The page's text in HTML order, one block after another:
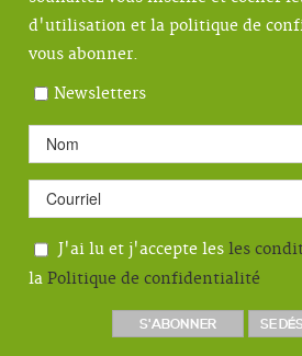
d'utilisation et la politique de
vous abonner.
Newsletters
J'ai lu et j'accepte les les
la Politique de confidentialité